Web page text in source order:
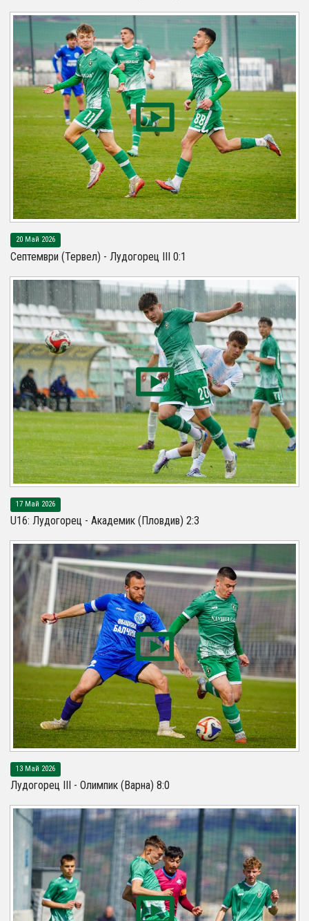
20 Май 2026
Септември (Тервел) - Лудогорец III 0:1
17 Май 2026
U16: Лудогорец - Академик (Пловдив) 2:3
13 Май 2026
Лудогорец III - Олимпик (Варна) 8:0